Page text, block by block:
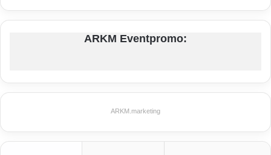
ARKM Eventpromo:
ARKM.marketing